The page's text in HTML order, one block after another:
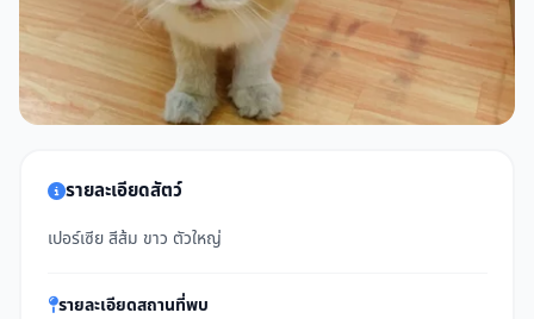
รายละเอียดสัตว์
เปอร์เซีย สีส้ม ขาว ตัวใหญ่
รายละเอียดสถานที่พบ